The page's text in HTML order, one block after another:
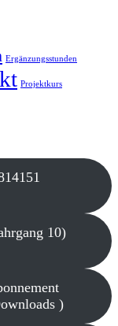
Ergänzungsstunden
Projektkurs
10)
)